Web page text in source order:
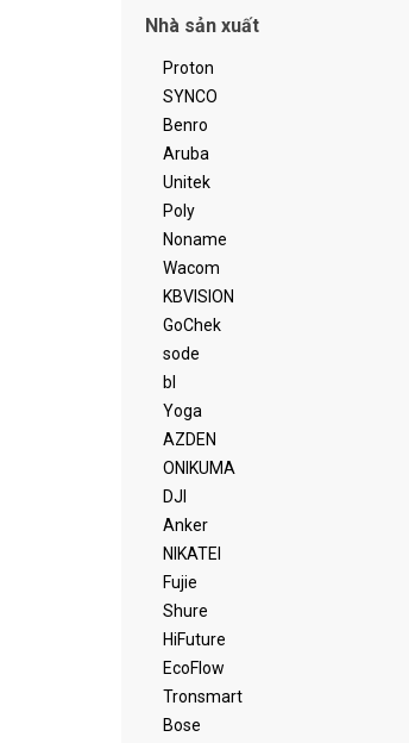
Nhà sản xuất
Proton
SYNCO
Benro
Aruba
Unitek
Poly
Noname
Wacom
KBVISION
GoChek
sode
bl
Yoga
AZDEN
ONIKUMA
DJI
Anker
NIKATEI
Fujie
Shure
HiFuture
EcoFlow
Tronsmart
Bose